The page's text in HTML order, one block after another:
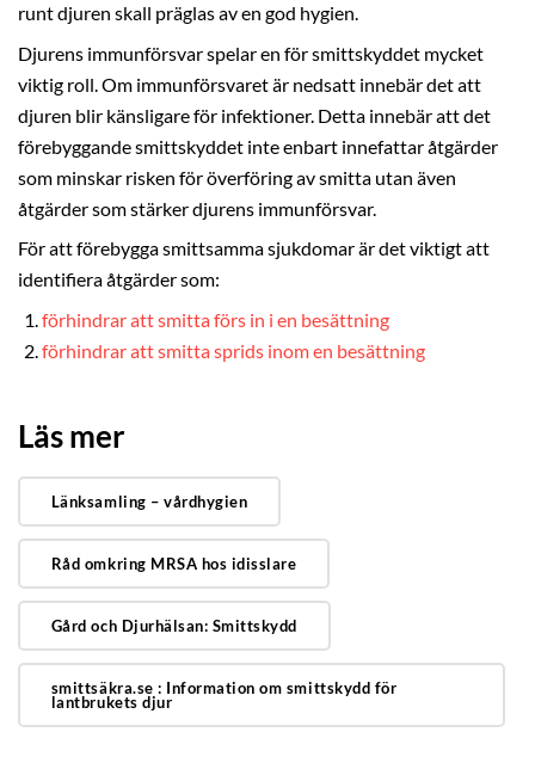
runt djuren skall präglas av en god hygien.
Djurens immunförsvar spelar en för smittskyddet mycket
viktig roll. Om immunförsvaret är nedsatt innebär det att
djuren blir känsligare för infektioner. Detta innebär att det
förebyggande smittskyddet inte enbart innefattar åtgärder
som minskar risken för överföring av smitta utan även
åtgärder som stärker djurens immunförsvar.
För att förebygga smittsamma sjukdomar är det viktigt att
identifiera åtgärder som:
förhindrar att smitta förs in i en besättning
förhindrar att smitta sprids inom en besättning
Läs mer
Länksamling – vårdhygien
Råd omkring MRSA hos idisslare
Gård och Djurhälsan: Smittskydd
smittsäkra.se : Information om smittskydd för
lantbrukets djur